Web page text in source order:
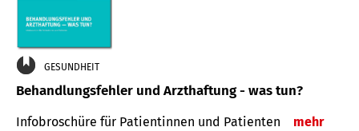
GESUNDHEIT
Behandlungsfehler und Arzthaftung - was tun?
Infobroschüre für Patientinnen und Patienten mehr